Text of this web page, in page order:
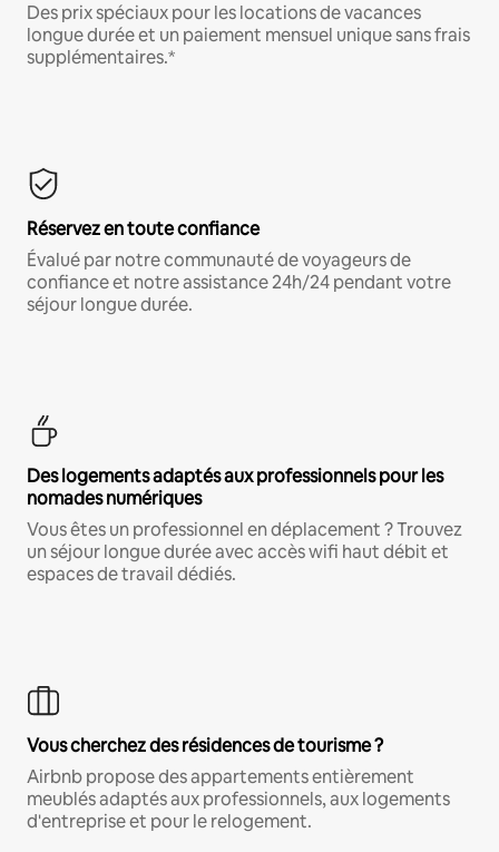
Des prix spéciaux pour les locations de vacances
longue durée et un paiement mensuel unique sans frais
supplémentaires.*
Réservez en toute confiance
Évalué par notre communauté de voyageurs de
confiance et notre assistance 24h/24 pendant votre
séjour longue durée.
Des logements adaptés aux professionnels pour les
nomades numériques
Vous êtes un professionnel en déplacement ? Trouvez
un séjour longue durée avec accès wifi haut débit et
espaces de travail dédiés.
Vous cherchez des résidences de tourisme ?
Airbnb propose des appartements entièrement
meublés adaptés aux professionnels, aux logements
d'entreprise et pour le relogement.